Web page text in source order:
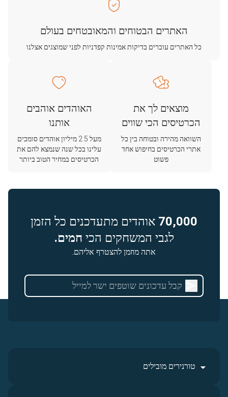
האתרים הבטוחים והמאובטחים בעולם
כל האתרים עוברים בדיקות אמינות קפדניות לפני שמוצגים אצלנו
מוצאים לך את
הכרטיסים הכי שווים
השוואה מהירה ובטוחה בין כל
אתרי הכרטיסים בחיפוש אחד
פשוט
האוהדים אוהבים
אותנו
מעל 2.5 מיליון אוהדים סומכים
עלינו בכל שנה שנמצא להם את
הכרטיסים במחיר הטוב ביותר
70,000 אוהדים מתעדכנים כל הזמן
לגבי המשחקים הכי חמים.
אתה מוזמן להצטרף אליהם.
טורנירים מובילים